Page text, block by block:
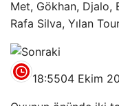
Met, Gökhan, Djalo,
Rafa Silva, Yılan
18:5504 Ekim